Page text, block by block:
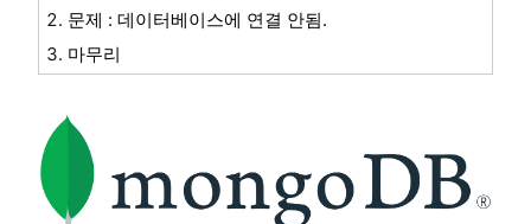
문제 : 데이터베이스에 연결 안됨.
마무리